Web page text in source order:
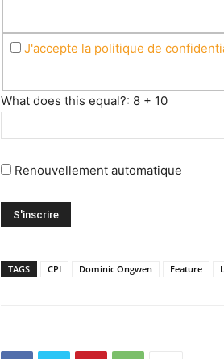
J'accepte la politique de
What does this equal?: 8 + 10
Renouvellement automatique
TAGS CPI Dominic Ongwen Feature